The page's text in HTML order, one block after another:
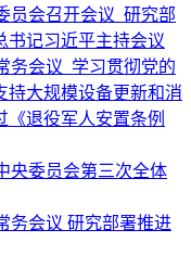
员会召开会议 研究部
记习近平主持会议
务会议 学习贯彻党的
大规模设备更新和消
退役军人安置条例
央委员会第三次全体
务会议 研究部署推进